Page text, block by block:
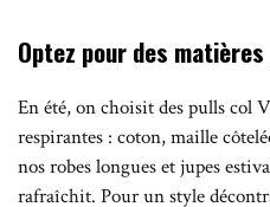
Optez pour des
En été, on choisit des pulls col
respirantes : coton, maille
nos robes longues et jupes
rafraîchit. Pour un style